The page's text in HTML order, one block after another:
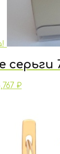
серьги
₽